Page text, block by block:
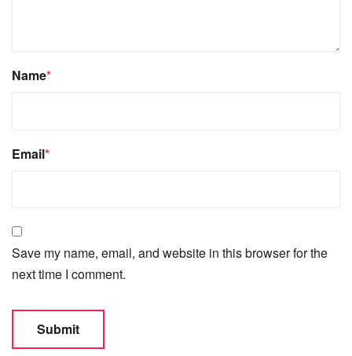
Name*
Email*
Save my name, email, and website in this browser for the
next time I comment.